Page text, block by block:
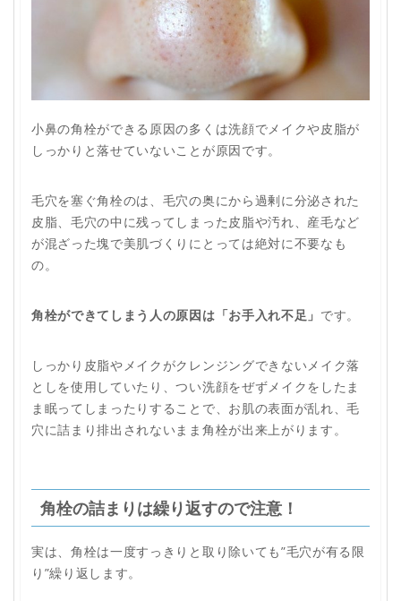
小鼻の角栓ができる原因の多くは洗顔でメイクや皮脂が
しっかりと落せていないことが原因です。
毛穴を塞ぐ角栓のは、毛穴の奥にから過剰に分泌された
皮脂、毛穴の中に残ってしまった皮脂や汚れ、産毛など
が混ざった塊で美肌づくりにとっては絶対に不要なも
の。
角栓ができてしまう人の原因は「お手入れ不足」 です。
しっかり皮脂やメイクがクレンジングできないメイク落
としを使用していたり、つい洗顔をぜずメイクをしたま
ま眠ってしまったりすることで、お肌の表面が乱れ、毛
穴に詰まり排出されないまま角栓が出来上がります。
角栓の詰まりは繰り返すので注意！
実は、角栓は一度すっきりと取り除いても”毛穴が有る限
り”繰り返します。